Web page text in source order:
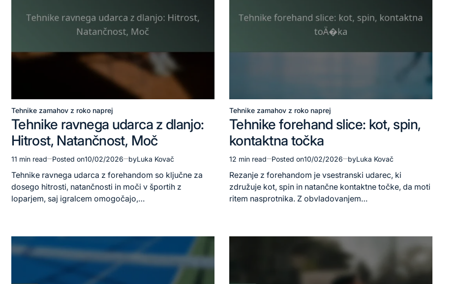
Posted
Tehnike zamahov z roko naprej
Tehnike ravnega udarca z dlanjo:
Hitrost, Natančnost, Moč
Estimated
read
time
11 min read Posted on10/02/2026 byLuka Kovač
Tehnike ravnega udarca z forehandom so ključne za
dosego hitrosti, natančnosti in moči v športih z
loparjem, saj igralcem omogočajo,…
Posted
Tehnike zamahov z roko naprej
Tehnike forehand slice: kot, spin,
kontaktna točka
Estimated
read
time
12 min read Posted on10/02/2026 byLuka Kovač
Rezanje z forehandom je vsestranski udarec, ki
združuje kot, spin in natančne kontaktne točke, da moti
ritem nasprotnika. Z obvladovanjem…